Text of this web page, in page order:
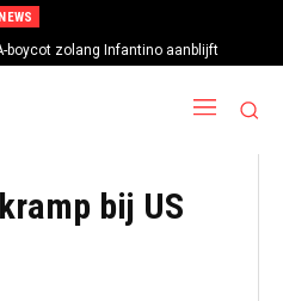
NEWS
boycot zolang Infantino aanblijft
bij US